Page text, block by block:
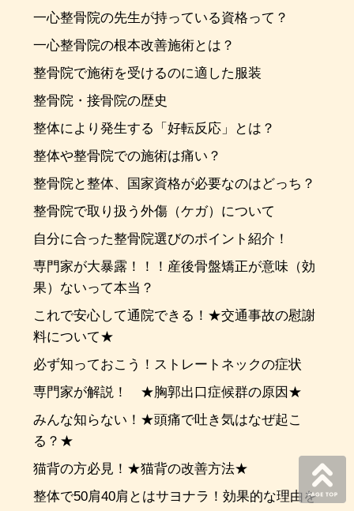
一心整骨院の先生が持っている資格って？
一心整骨院の根本改善施術とは？
整骨院で施術を受けるのに適した服装
整骨院・接骨院の歴史
整体により発生する「好転反応」とは？
整体や整骨院での施術は痛い？
整骨院と整体、国家資格が必要なのはどっち？
整骨院で取り扱う外傷（ケガ）について
自分に合った整骨院選びのポイント紹介！
専門家が大暴露！！！産後骨盤矯正が意味（効
果）ないって本当？
これで安心して通院できる！★交通事故の慰謝
料について★
必ず知っておこう！ストレートネックの症状
専門家が解説！ ★胸郭出口症候群の原因★
みんな知らない！★頭痛で吐き気はなぜ起こ
る？★
猫背の方必見！★猫背の改善方法★
整体で50肩40肩とはサヨナラ！効果的な理由を